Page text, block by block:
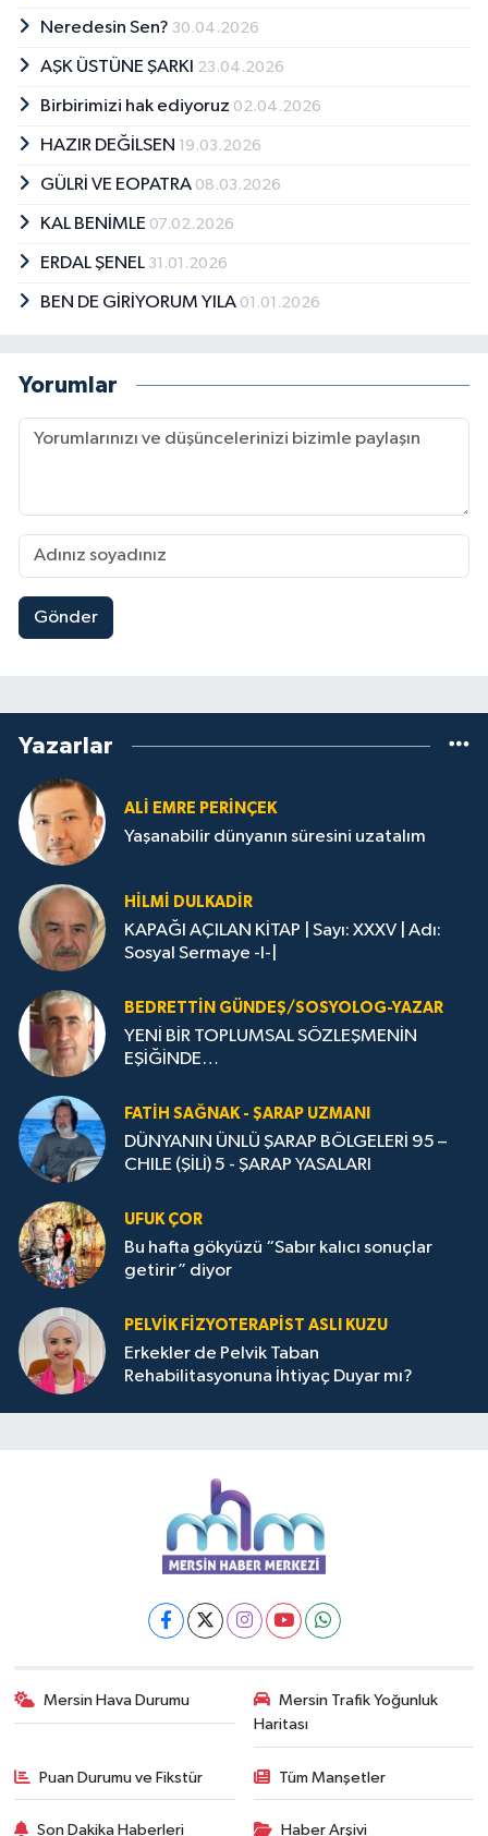
Neredesin Sen? 30.04.2026
AŞK ÜSTÜNE ŞARKI 23.04.2026
Birbirimizi hak ediyoruz 02.04.2026
HAZIR DEĞİLSEN 19.03.2026
GÜLRİ VE EOPATRA 08.03.2026
KAL BENİMLE 07.02.2026
ERDAL ŞENEL 31.01.2026
BEN DE GİRİYORUM YILA 01.01.2026
Yorumlar
Gönder
Yazarlar
ALİ EMRE PERİNÇEK
Yaşanabilir dünyanın süresini uzatalım
HİLMİ DULKADİR
KAPAĞI AÇILAN KİTAP | Sayı: XXXV | Adı:
Sosyal Sermaye -I-|
BEDRETTIN GÜNDEŞ/SOSYOLOG-YAZAR
YENİ BİR TOPLUMSAL SÖZLEŞMENİN
EŞİĞİNDE…
FATIH SAĞNAK - ŞARAP UZMANI
DÜNYANIN ÜNLÜ ŞARAP BÖLGELERİ 95 –
CHILE (ŞİLİ) 5 - ŞARAP YASALARI
UFUK ÇOR
Bu hafta gökyüzü “Sabır kalıcı sonuçlar
getirir” diyor
PELVIK FIZYOTERAPIST ASLI KUZU
Erkekler de Pelvik Taban
Rehabilitasyonuna İhtiyaç Duyar mı?
Mersin Hava Durumu
Mersin Trafik Yoğunluk
Haritası
Puan Durumu ve Fikstür Tüm Manşetler
Son Dakika Haberleri Haber Arşivi